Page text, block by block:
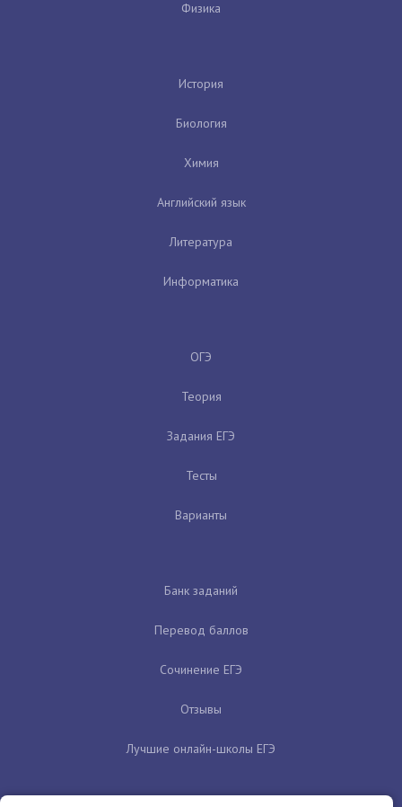
Физика
История
Биология
Химия
Английский язык
Литература
Информатика
ОГЭ
Теория
Задания ЕГЭ
Тесты
Варианты
Банк заданий
Перевод баллов
Сочинение ЕГЭ
Отзывы
Лучшие онлайн-школы ЕГЭ